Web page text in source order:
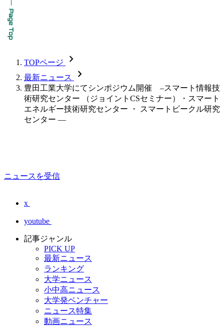
TOPページ chevron_forward
最新ニュース chevron_forward
豊田工業大学にてシンポジウム開催 –スマート情報技
術研究センター （ジョイントCSセミナー）・スマート
エネルギー技術研究センター ・ スマートビークル研究
センター —
ニュースを受信
x
youtube
記事ジャンル
PICK UP
最新ニュース
ランキング
大学ニュース
小中高ニュース
大学発ベンチャー
ニュース特集
動画ニュース